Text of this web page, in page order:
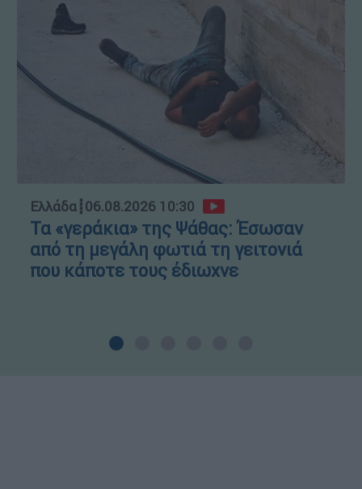
Ελλάδα┋06.08.2026 10:30
Τα «γεράκια» της Ψάθας: Έσωσαν
από τη μεγάλη φωτιά τη γειτονιά
που κάποτε τους έδιωχνε